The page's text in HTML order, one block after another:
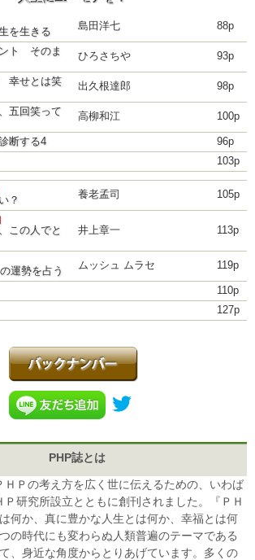
を生きる 島田洋七 88p
ト そのま
ひろさちや 93p
幸せとは笑
出久根達郎 98p
五回笑って
高柳和江 100p
断する4
96p
103p
？ 養老孟司 105p
この人でと
井上章一 113p
運勢を占う ムッシュ ムラセ 119p
110p
127p
PHP誌とは
ＨＰの考え方を広く世に伝えるための、いわば
研究所設立とともに創刊されました。『ＰＨ
何か、真に豊かな人生とは何か、幸福とは何
の時代にも変わらぬ人類普遍のテーマである
、身近な角度からとりあげています。多くの